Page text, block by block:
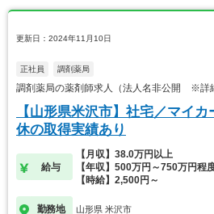
更新日：2024年11月10日
正社員 調剤薬局
調剤薬局の薬剤師求人（法人名非公開 ※詳
【山形県米沢市】社宅／マイ
休の取得実績あり
給与
【月収】38.0万円以上
【年収】500万円～750万円程
【時給】2,500円～
勤務地 山形県 米沢市